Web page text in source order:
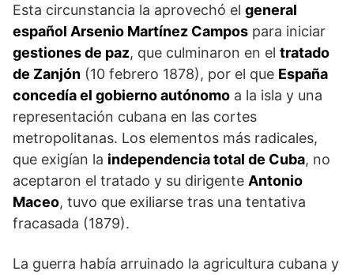
Esta circunstancia la aprovechó el general
español Arsenio Martínez Campos para iniciar
gestiones de paz, que culminaron en el tratado
de Zanjón (10 febrero 1878), por el que España
concedía el gobierno autónomo a la isla y una
representación cubana en las cortes
metropolitanas. Los elementos más radicales,
que exigían la independencia total de Cuba, no
aceptaron el tratado y su dirigente Antonio
Maceo, tuvo que exiliarse tras una tentativa
fracasada (1879).
La guerra había arruinado la agricultura cubana y